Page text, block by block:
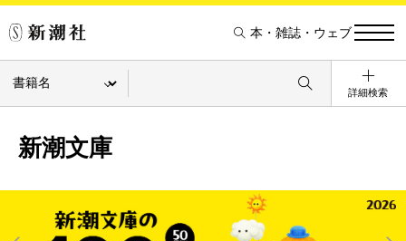
本・雑誌・ウェブ
詳細検索
新潮文庫